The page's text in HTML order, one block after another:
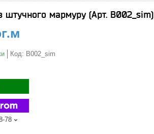
штучного мармуру (Арт. B002_sim)
Код: B002_sim
78